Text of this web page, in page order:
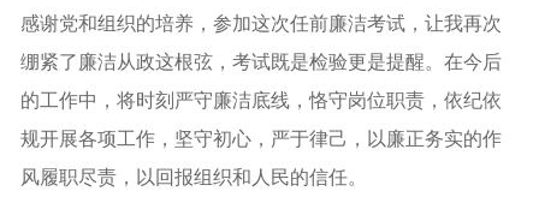
感谢党和组织的培养，参加这次任前廉洁考试，让我再次
绷紧了廉洁从政这根弦，考试既是检验更是提醒。在今后
的工作中，将时刻严守廉洁底线，恪守岗位职责，依纪依
规开展各项工作，坚守初心，严于律己，以廉正务实的作
风履职尽责，以回报组织和人民的信任。